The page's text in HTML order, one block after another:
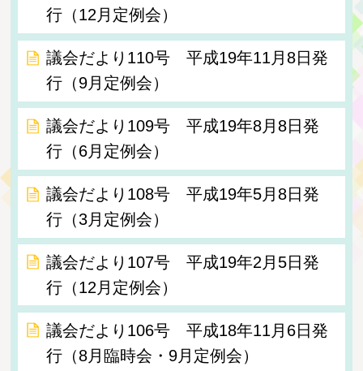
行（12月定例会）
議会だより110号 平成19年11月8日発
行（9月定例会）
議会だより109号 平成19年8月8日発
行（6月定例会）
議会だより108号 平成19年5月8日発
行（3月定例会）
議会だより107号 平成19年2月5日発
行（12月定例会）
議会だより106号 平成18年11月6日発
行（8月臨時会・9月定例会）